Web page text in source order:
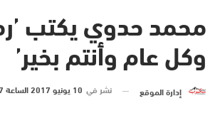
محمد حدوي يكتب
وكل عام وأنتم بخير’
إدارة الموقع نشر في 10 يونيو 2017 الساعة 7 و 02 دقيقة